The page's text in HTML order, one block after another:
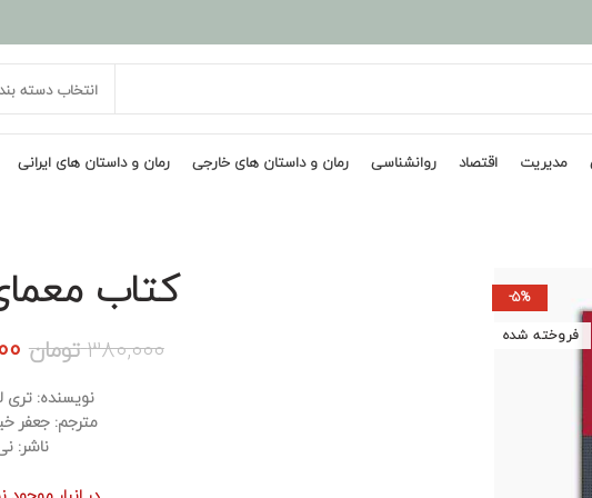
انتخاب دسته
مدیریت اقتصاد روانشناسی رمان و داستان های خارجی رمان و داستان های ایرانی
-5%
فروخته شده
کتاب
380,000تومان
نویسنده: تری
مترجم: جعفر
ناشر: